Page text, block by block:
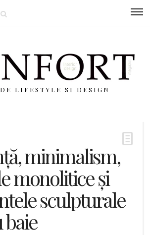
LIFESTYLE SI DESIGN
minimalism,
monolitice și
sculpturale